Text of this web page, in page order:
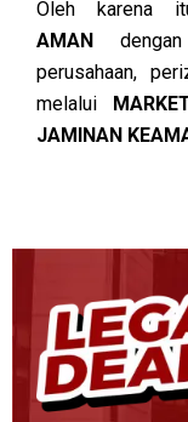
Oleh karena
AMAN
perusahaan,
melalui
JAMINAN